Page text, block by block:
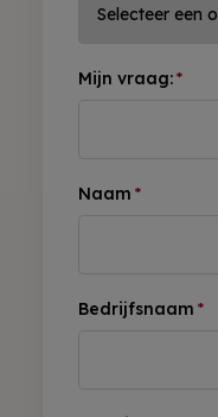
Mijn vraag:*
Naam *
Bedrijfsnaam *